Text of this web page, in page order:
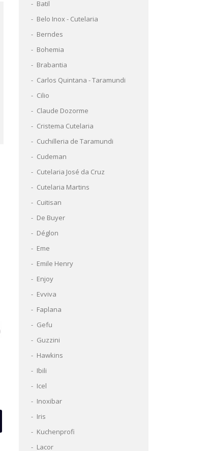
Batil
Belo Inox - Cutelaria
Berndes
Bohemia
Brabantia
Carlos Quintana - Taramundi
Cilio
Claude Dozorme
Cristema Cutelaria
Cuchilleria de Taramundi
Cudeman
Cutelaria José da Cruz
Cutelaria Martins
Cuitisan
De Buyer
Déglon
Eme
Emile Henry
Enjoy
Evviva
Faplana
Gefu
Guzzini
Hawkins
Ibili
Icel
Inoxibar
Iris
Kuchenprofi
Lacor